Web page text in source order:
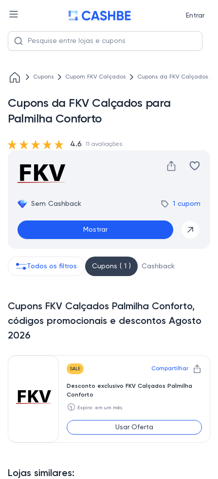
Entrar
Cupons Cupom FKV Calçados Cupons da FKV Calçados
Cupons da FKV Calçados para
Palmilha Conforto
Sem Cashback 1 cupom
Mostrar
4.6 11 avaliações
Lojas similares:
Todos os filtros Cupons ( 1 ) Cashback
Cupons FKV Calçados Palmilha Conforto,
códigos promocionais e descontos Agosto
2026
SALE Compartilhar
Desconto exclusivo FKV Calçados Palmilha
Conforto
🕥 Expira: em um mês
Usar Oferta